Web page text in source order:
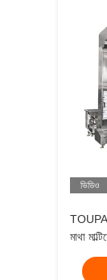
ভিডিও
মাথা